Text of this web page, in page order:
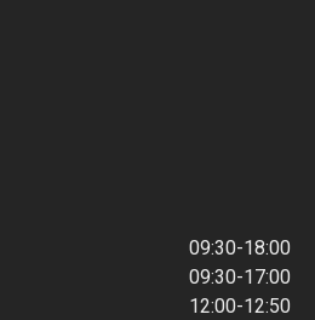
09:30-18:00
09:30-17:00
12:00-12:50